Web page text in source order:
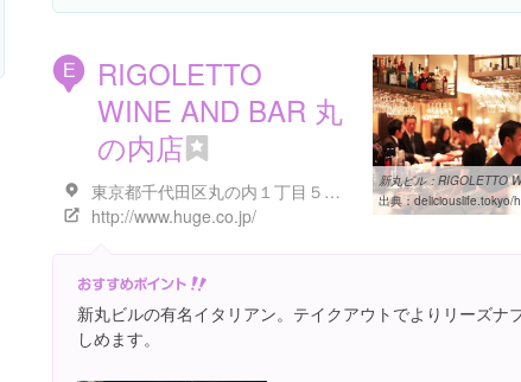
E
RIGOLETTO
WINE AND BAR 丸
の内店
東京都千代田区丸の内１丁目５-１ 新丸ビル 7F 丸の内ハウス
http://www.huge.co.jp/
出典：deliciouslife.tokyo/
新丸ビルの有名イタリアン。テイクアウトでよりリーズナ
しめます。